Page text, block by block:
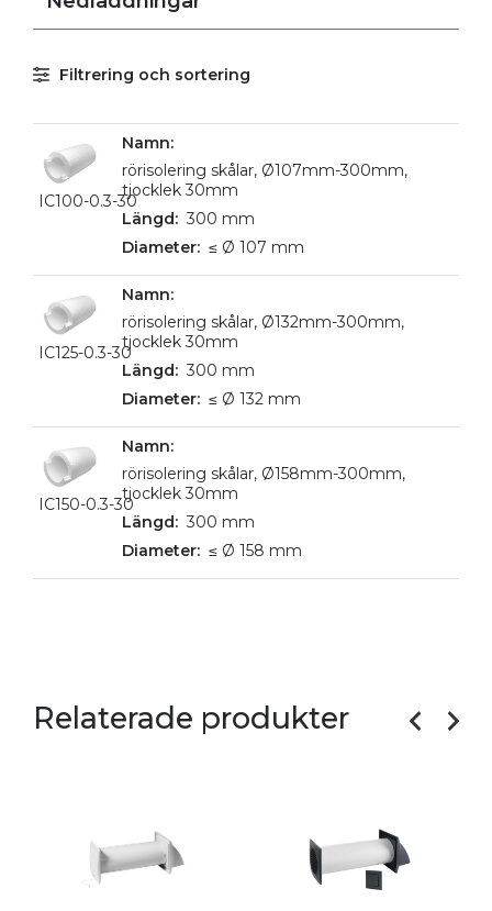
Filtrering och sortering
IC100-0.3-30
rörisolering skålar, Ø107mm-300mm,
tjocklek 30mm
300 mm
≤ Ø 107 mm
IC125-0.3-30
rörisolering skålar, Ø132mm-300mm,
tjocklek 30mm
300 mm
≤ Ø 132 mm
IC150-0.3-30
rörisolering skålar, Ø158mm-300mm,
tjocklek 30mm
300 mm
≤ Ø 158 mm
Relaterade produkter